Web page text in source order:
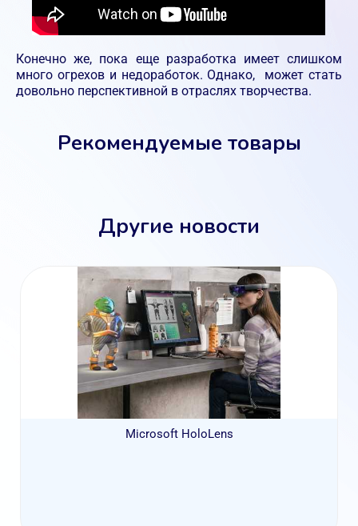
Конечно же, пока еще разработка имеет слишком
много огрехов и недоработок. Однако, может стать
довольно перспективной в отраслях творчества.
Рекомендуемые товары
Другие новости
Microsoft HoloLens